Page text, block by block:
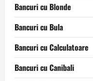
Bancuri cu Blonde
Bancuri cu Bula
Bancuri cu Calculatoare
Bancuri cu Canibali